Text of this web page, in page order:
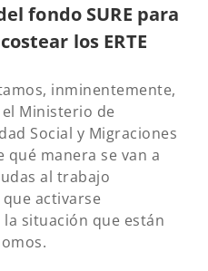
fondo SURE para
los ERTE
inminentemente,
Ministerio de
Social y Migraciones
manera se van a
al trabajo
activarse
situación que están